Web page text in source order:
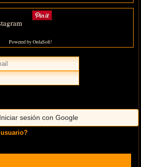
Powered by OrdaSoft!
Iniciar sesión con Google